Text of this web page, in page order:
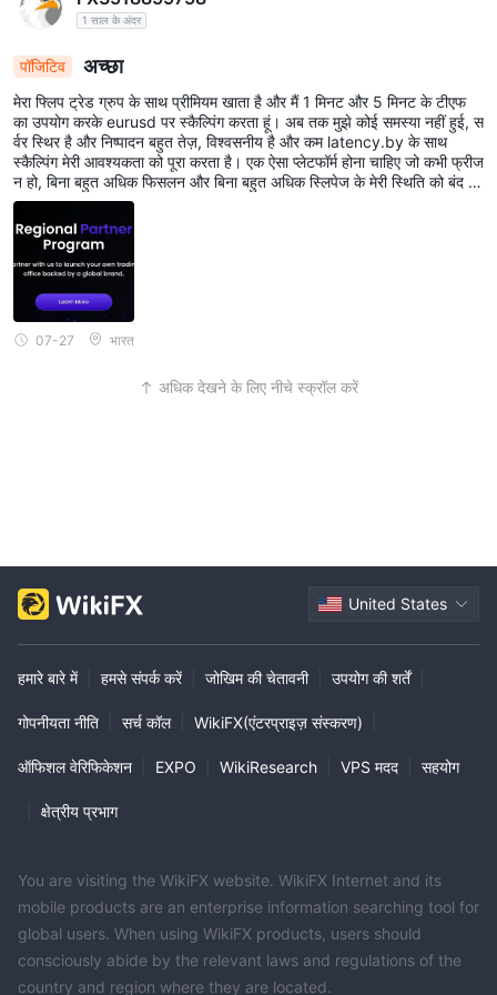
1 साल के अंदर
पॉजिटिव अच्छा
मेरा फ्लिप ट्रेड ग्रुप के साथ प्रीमियम खाता है और मैं 1 मिनट और 5 मिनट के टीएफ
का उपयोग करके eurusd पर स्कैल्पिंग करता हूं। अब तक मुझे कोई समस्या नहीं हुई, स
र्वर स्थिर है और निष्पादन बहुत तेज़, विश्वसनीय है और कम latency.by के साथ
स्कैल्पिंग मेरी आवश्यकता को पूरा करता है। एक ऐसा प्लेटफॉर्म होना चाहिए जो कभी फ्रीज
न हो, बिना बहुत अधिक फिसलन और बिना बहुत अधिक स्लिपेज के मेरी स्थिति को बंद क
रे, और कुछ सेकंड में फ्लिप ट्रेड ग्रुप के साथ यह सब संभव है और कम स्प्रेड और क
मीशन के कारण मैं कम अपेक्षा वाली ट्रेडिंग रणनीतियों का उपयोग करके एक अच्छे किनारे
के साथ काम कर सकता हूं जैसा कि well.btw मैंने उनकी साइट पर देखा कि उन्होंने सर्व
श्रेष्ठ ट्रेडिंग फॉरेक्स स्थितियों का पुरस्कार जीता। मैं निश्चित रूप से इसकी सिफारिश क
रता हूं 🍂
07-27 भारत
अधिक देखने के लिए नीचे स्क्रॉल करें
United States
हमारे बारे में हमसे संपर्क करें जोखिम की चेतावनी उपयोग की शर्तें
गोपनीयता नीति सर्च कॉल WikiFX(एंटरप्राइज़ संस्करण)
ऑफिशल वेरिफिकेशन EXPO WikiResearch VPS मदद सहयोग
क्षेत्रीय प्रभाग
You are visiting the WikiFX website. WikiFX Internet and its
mobile products are an enterprise information searching tool for
global users. When using WikiFX products, users should
consciously abide by the relevant laws and regulations of the
country and region where they are located.